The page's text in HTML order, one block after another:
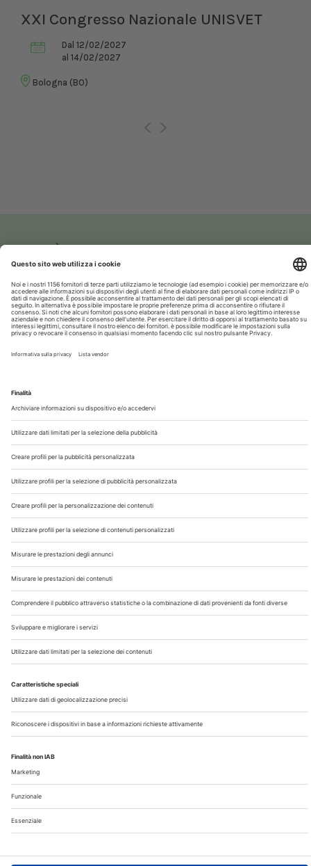
XXI Congresso Nazionale UNISVET
Dal 12/02/2027
al 14/02/2027
Bologna (BO)
Contatti
Note Legali
Privacy
©2026 Edra S.p.a | www.edraspa.it | P.iva 08056040960
| Tel. 02/881841 | Sede legale: Viale Enrico Forlanini 21 -
Registrazione Tribunale di Milano n° 5578/2022 del
5/05/2022